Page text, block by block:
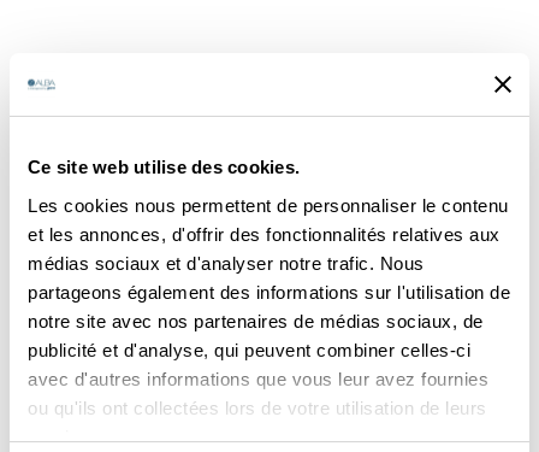
Ce site web utilise des cookies.
Les cookies nous permettent de personnaliser le contenu
et les annonces, d'offrir des fonctionnalités relatives aux
médias sociaux et d'analyser notre trafic. Nous
partageons également des informations sur l'utilisation de
notre site avec nos partenaires de médias sociaux, de
publicité et d'analyse, qui peuvent combiner celles-ci
avec d'autres informations que vous leur avez fournies
ou qu'ils ont collectées lors de votre utilisation de leurs
services.
PRODUITS
SIMILAIRES
lire la suite